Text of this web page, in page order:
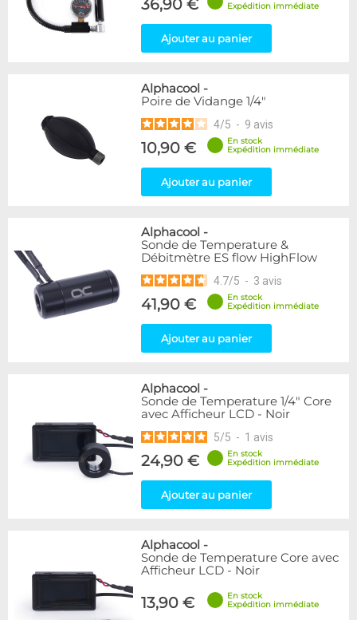
36,90 €
Expédition immédiate
Ajouter au panier
Alphacool -
Poire de Vidange 1/4"
4/5 - 9 avis
10,90 €
En stock
Expédition immédiate
Ajouter au panier
Alphacool -
Sonde de Temperature &
Débitmètre ES flow HighFlow
4.7/5 - 3 avis
41,90 €
En stock
Expédition immédiate
Ajouter au panier
Alphacool -
Sonde de Temperature 1/4" Core
avec Afficheur LCD - Noir
5/5 - 1 avis
24,90 €
En stock
Expédition immédiate
Ajouter au panier
Alphacool -
Sonde de Temperature Core avec
Afficheur LCD - Noir
13,90 €
En stock
Expédition immédiate